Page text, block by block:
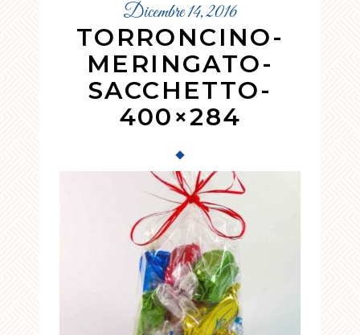
Dicembre 14, 2016
TORRONCINO-
MERINGATO-
SACCHETTO-
400×284